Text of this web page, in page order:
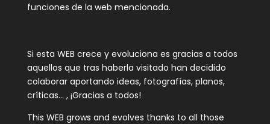
funciones de la web mencionada.
Si esta WEB crece y evoluciona es gracias a todos
aquellos que tras haberla visitado han decidido
colaborar aportando ideas, fotografías, planos,
críticas… , ¡Gracias a todos!
This WEB grows and evolves thanks to all those